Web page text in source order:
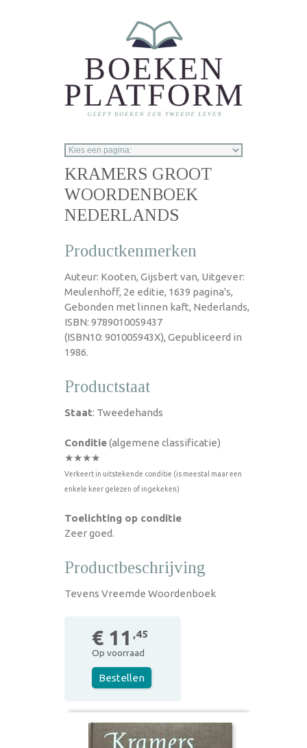
KRAMERS GROOT
WOORDENBOEK
NEDERLANDS
Productkenmerken
Auteur: Kooten, Gijsbert van, Uitgever:
Meulenhoff, 2e editie, 1639 pagina's,
Gebonden met linnen kaft, Nederlands,
ISBN: 9789010059437
(ISBN10: 901005943X), Gepubliceerd in
1986.
Productstaat
Staat: Tweedehands
Conditie(algemene classificatie)
★★★★
Verkeert in uitstekende conditie (is meestal maar een
enkele keer gelezen of ingekeken)
Toelichting op conditie
Zeer goed.
Productbeschrijving
Tevens Vreemde Woordenboek
€ 11 ,45
Op voorraad
Bestellen